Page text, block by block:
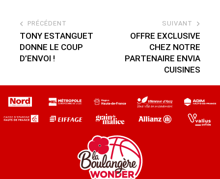
PRÉCÉDENT
TONY ESTANGUET
DONNE LE COUP
D’ENVOI !
SUIVANT
OFFRE EXCLUSIVE
CHEZ NOTRE
PARTENAIRE ENVIA
CUISINES